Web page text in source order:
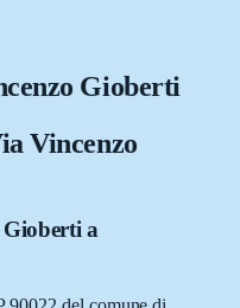
Gioberti
Vincenzo
a